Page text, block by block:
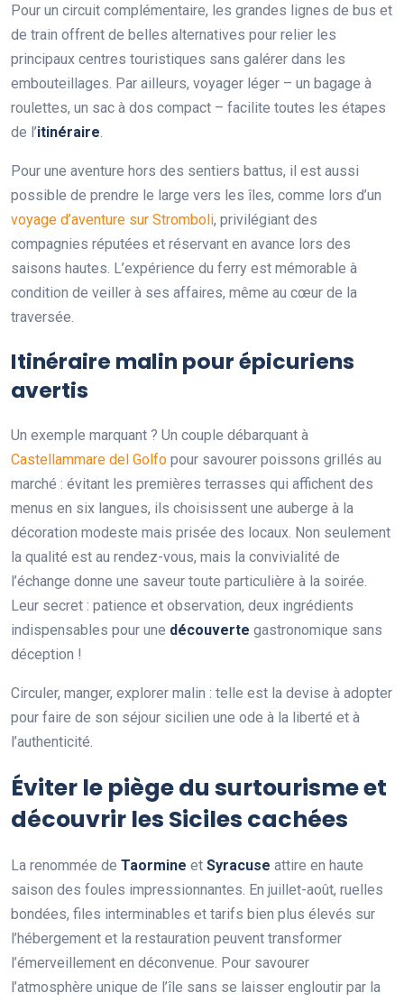
Pour un circuit complémentaire, les grandes lignes de bus et
de train offrent de belles alternatives pour relier les
principaux centres touristiques sans galérer dans les
embouteillages. Par ailleurs, voyager léger – un bagage à
roulettes, un sac à dos compact – facilite toutes les étapes
de l’itinéraire
Pour une aventure hors des sentiers battus, il est aussi
possible de prendre le large vers les îles, comme lors d’un
voyage d’aventure sur Stromboli, privilégiant des
compagnies réputées et réservant en avance lors des
saisons hautes. L’expérience du ferry est mémorable à
condition de veiller à ses affaires, même au cœur de la
traversée.
Itinéraire malin pour épicuriens
avertis
Un exemple marquant ? Un couple débarquant à
Castellammare del Golfo pour savourer poissons grillés au
marché : évitant les premières terrasses qui affichent des
menus en six langues, ils choisissent une auberge à la
décoration modeste mais prisée des locaux. Non seulement
la qualité est au rendez-vous, mais la convivialité de
l’échange donne une saveur toute particulière à la soirée.
Leur secret : patience et observation, deux ingrédients
indispensables pour une découverte gastronomique sans
déception !
Circuler, manger, explorer malin : telle est la devise à adopter
pour faire de son séjour sicilien une ode à la liberté et à
l’authenticité.
Éviter le piège du surtourisme et
découvrir les Siciles cachées
La renommée de Taormine et Syracuse attire en haute
saison des foules impressionnantes. En juillet-août, ruelles
bondées, files interminables et tarifs bien plus élevés sur
l’hébergement et la restauration peuvent transformer
l’émerveillement en déconvenue. Pour savourer
l’atmosphère unique de l’île sans se laisser engloutir par la